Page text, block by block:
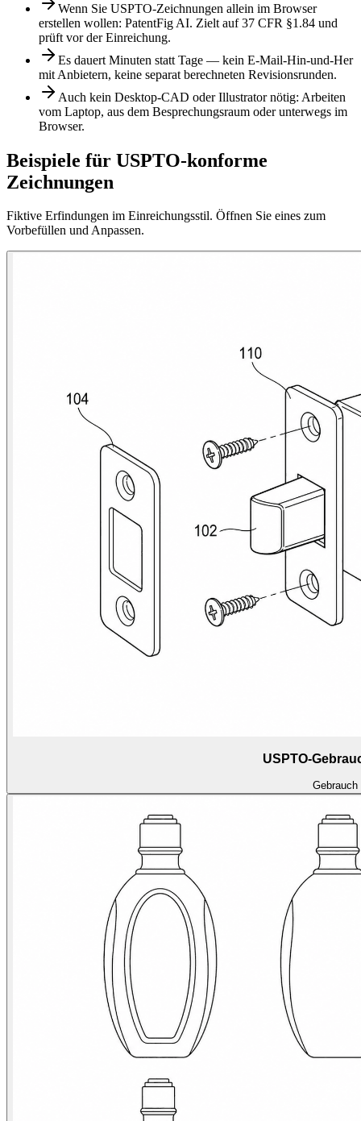
Wenn Sie USPTO-Zeichnungen allein im Browser
erstellen wollen: PatentFig AI. Zielt auf 37 CFR §1.84 und
prüft vor der Einreichung.
Es dauert Minuten statt Tage — kein E-Mail-Hin-und-Her
mit Anbietern, keine separat berechneten Revisionsrunden.
Auch kein Desktop-CAD oder Illustrator nötig: Arbeiten
vom Laptop, aus dem Besprechungsraum oder unterwegs im
Browser.
Beispiele für USPTO-konforme
Zeichnungen
Fiktive Erfindungen im Einreichungsstil. Öffnen Sie eines zum
Vorbefüllen und Anpassen.
USPTO-
Gebrauch